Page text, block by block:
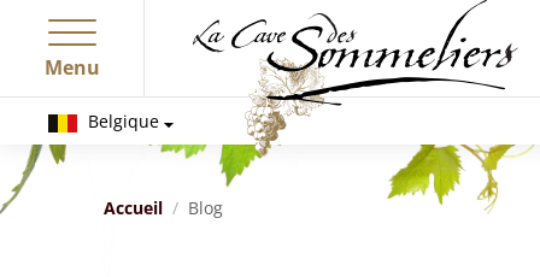
Menu
Belgique
Accueil Blog